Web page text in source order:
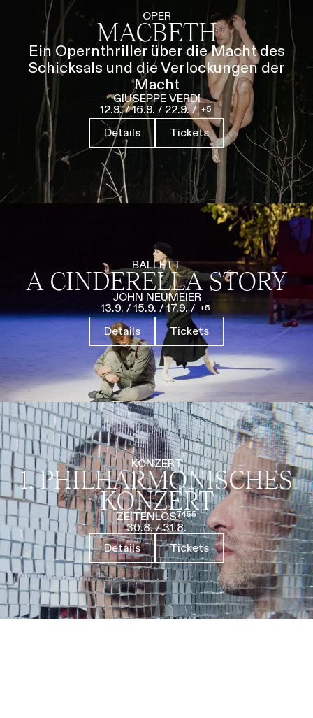
Führungen Jobs Kontakt
OPER
MACBETH
Ein Opernthriller über die Macht des
Schicksals und die Verlockungen der
Macht
GIUSEPPE VERDI
12.9. / 16.9. / 22.9. / 5
Details Tickets
BALLETT
A CINDERELLA STORY
JOHN NEUMEIER
13.9. / 15.9. / 17.9. / 5
Details Tickets
KONZERT
1. PHILHARMO­NISCHES
KONZERT
ZEITENLOS⁷⁴⁵⁵
30.8. / 31.8.
Details
Tickets